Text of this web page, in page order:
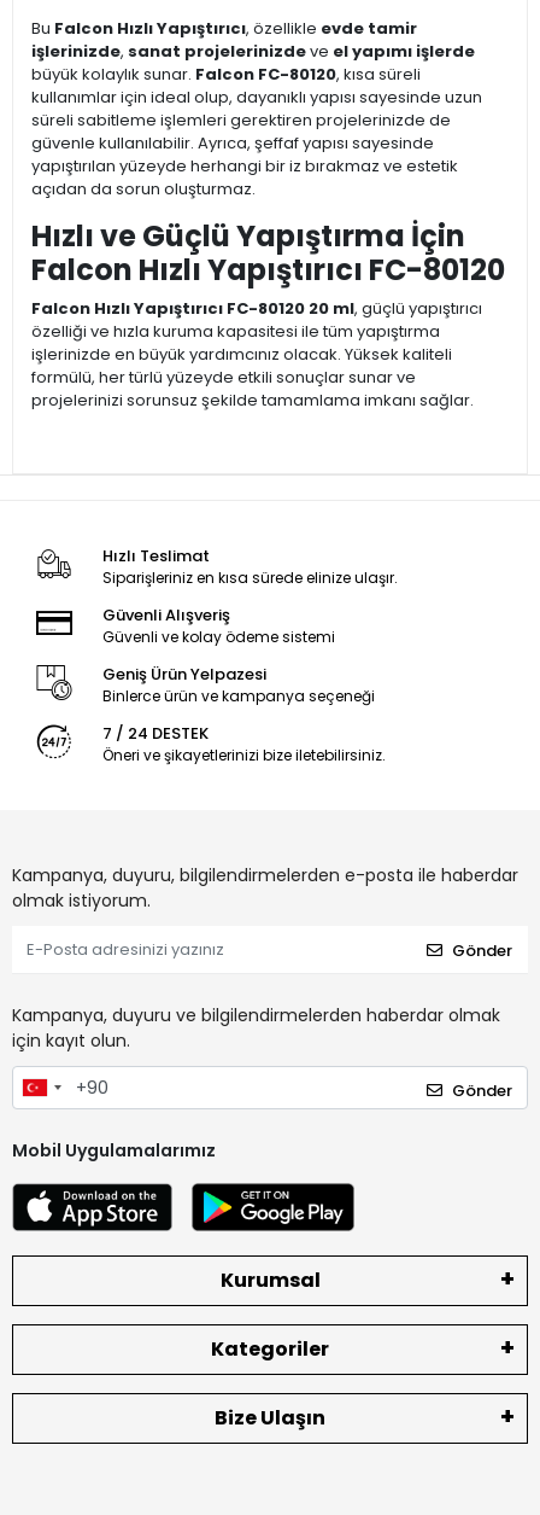
Bu Falcon Hızlı Yapıştırıcı, özellikle evde tamir
işlerinizde, sanat projelerinizdeve el yapımı işlerde
büyük kolaylık sunar. Falcon FC-80120, kısa süreli
kullanımlar için ideal olup, dayanıklı yapısı sayesinde uzun
süreli sabitleme işlemleri gerektiren projelerinizde de
güvenle kullanılabilir. Ayrıca, şeffaf yapısı sayesinde
yapıştırılan yüzeyde herhangi bir iz bırakmaz ve estetik
açıdan da sorun oluşturmaz.
Hızlı ve Güçlü Yapıştırma İçin
Falcon Hızlı Yapıştırıcı FC-80120
Falcon Hızlı Yapıştırıcı FC-80120 20 ml, güçlü yapıştırıcı
özelliği ve hızla kuruma kapasitesi ile tüm yapıştırma
işlerinizde en büyük yardımcınız olacak. Yüksek kaliteli
formülü, her türlü yüzeyde etkili sonuçlar sunar ve
projelerinizi sorunsuz şekilde tamamlama imkanı sağlar.
Hızlı Teslimat
Siparişleriniz en kısa sürede elinize ulaşır.
Güvenli Alışveriş
Güvenli ve kolay ödeme sistemi
Geniş Ürün Yelpazesi
Binlerce ürün ve kampanya seçeneği
7 / 24 DESTEK
Öneri ve şikayetlerinizi bize iletebilirsiniz.
Kampanya, duyuru, bilgilendirmelerden e-posta ile haberdar
olmak istiyorum.
Gönder
Kampanya, duyuru ve bilgilendirmelerden haberdar olmak
için kayıt olun.
Gönder
Mobil Uygulamalarımız
Kurumsal
Kategoriler
Bize Ulaşın